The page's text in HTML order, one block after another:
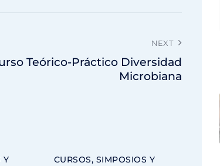
NEXT
Teórico-Práctico Diversidad
Microbiana
Y
CURSOS, SIMPOSIOS Y